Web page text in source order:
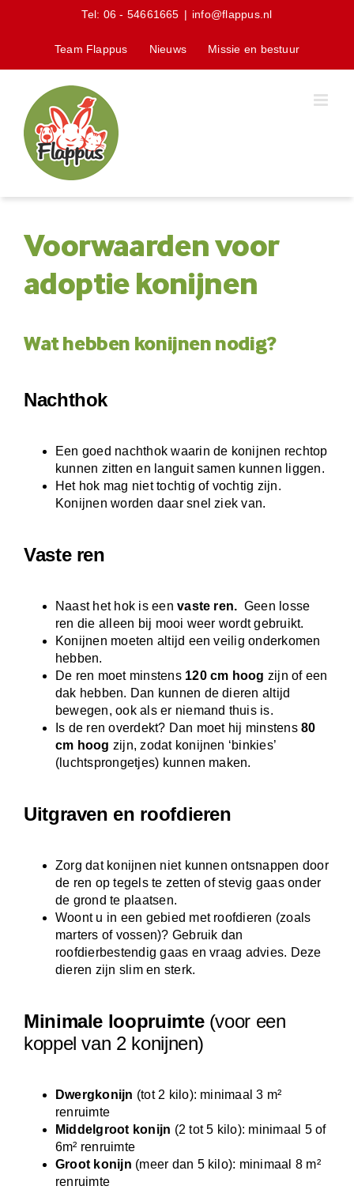
Tel: 06 - 54661665 | info@flappus.nl
Team Flappus Nieuws Missie en bestuur
Voorwaarden voor
adoptie konijnen
Wat hebben konijnen nodig?
Nachthok
Een goed nachthok waarin de konijnen rechtop
kunnen zitten en languit samen kunnen liggen.
Het hok mag niet tochtig of vochtig zijn.
Konijnen worden daar snel ziek van.
Vaste ren
Naast het hok is eenvaste ren. Geen losse
ren die alleen bij mooi weer wordt gebruikt.
Konijnen moeten altijd een veilig onderkomen
hebben.
De ren moet minstens 120 cm hoog zijn of een
dak hebben. Dan kunnen de dieren altijd
bewegen, ook als er niemand thuis is.
Is de ren overdekt? Dan moet hij minstens80
cm hoog zijn, zodat konijnen ‘binkies’
(luchtsprongetjes) kunnen maken.
Uitgraven en roofdieren
Zorg dat konijnen niet kunnen ontsnappen door
de ren op tegels te zetten of stevig gaas onder
de grond te plaatsen.
Woont u in een gebied met roofdieren (zoals
marters of vossen)? Gebruik dan
roofdierbestendig gaas en vraag advies. Deze
dieren zijn slim en sterk.
Minimale loopruimte(voor een
koppel van 2 konijnen)
Dwergkonijn (tot 2 kilo): minimaal 3 m²
renruimte
Middelgroot konijn (2 tot 5 kilo): minimaal 5 of
6m² renruimte
Groot konijn (meer dan 5 kilo): minimaal 8 m²
renruimte